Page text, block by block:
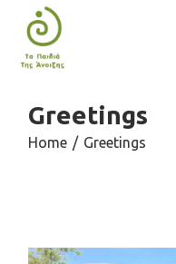
content
Greetings
Home Greetings